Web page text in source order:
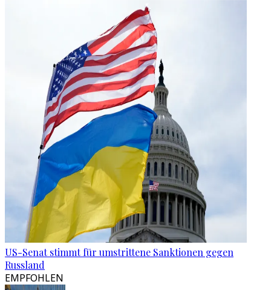
US-Senat stimmt für umstrittene Sanktionen gegen
Russland
EMPFOHLEN